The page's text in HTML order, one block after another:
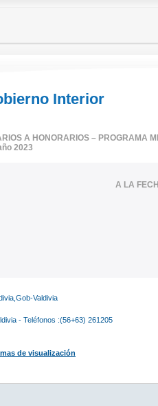
Interior
A HONORARIOS – PROGRAMA
2023
A LA
Valdivia
- Teléfonos :(56+63) 261205
de visualización